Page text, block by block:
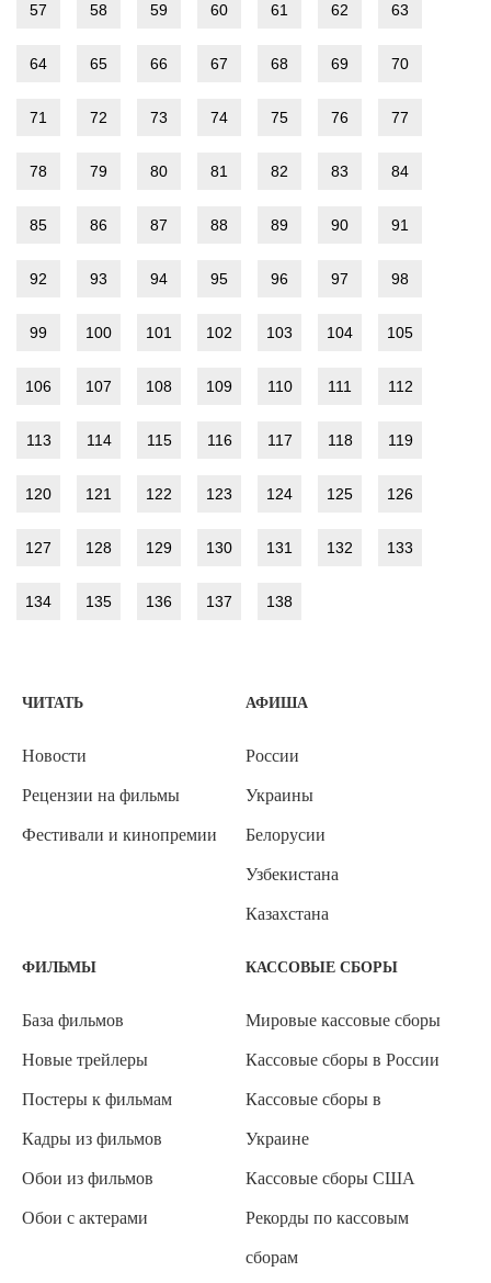
57 58 59 60 61 62 63
64 65 66 67 68 69 70
71 72 73 74 75 76 77
78 79 80 81 82 83 84
85 86 87 88 89 90 91
92 93 94 95 96 97 98
99 100 101 102 103 104 105
106 107 108 109 110 111 112
113 114 115 116 117 118 119
120 121 122 123 124 125 126
127 128 129 130 131 132 133
134 135 136 137 138
ЧИТАТЬ
Новости
Рецензии на фильмы
Фестивали и кинопремии
АФИША
России
Украины
Белорусии
Узбекистана
Казахстана
ФИЛЬМЫ
База фильмов
Новые трейлеры
Постеры к фильмам
Кадры из фильмов
Обои из фильмов
Обои с актерами
КАССОВЫЕ СБОРЫ
Мировые кассовые сборы
Кассовые сборы в России
Кассовые сборы в
Украине
Кассовые сборы США
Рекорды по кассовым
сборам